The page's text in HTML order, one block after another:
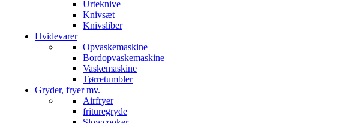
Urteknive
Knivsæt
Knivsliber
Hvidevarer
Opvaskemaskine
Bordopvaskemaskine
Vaskemaskine
Tørretumbler
Gryder, fryer mv.
Airfryer
frituregryde